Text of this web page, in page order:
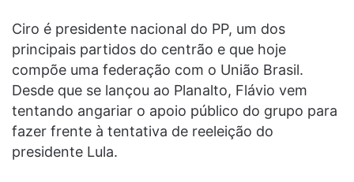
Ciro é presidente nacional do PP, um dos
principais partidos do centrão e que hoje
compõe uma federação com o União Brasil.
Desde que se lançou ao Planalto, Flávio vem
tentando angariar o apoio público do grupo para
fazer frente à tentativa de reeleição do
presidente Lula.